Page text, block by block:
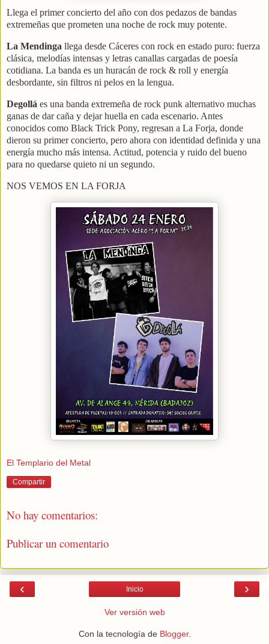
Llega el primer concierto del año con dos pedazos de bandas
extremeñas que prometen una noche de rock muy potente.
La Mendinga llega desde Cáceres con rock en estado puro: fuerza
clásica, melodías intensas y letras canallas cargadas de poesía
cotidiana. La banda es un huracán de rock & roll y energía
desbordante, sin filtros ni pelos en la lengua.
Degollá es una banda extremeña de rock punk alternativo muchas
ganas de dar caña y dejar huella en cada escenario. Antes
conocidos como Black Trick Pony, regresan a La Forja, donde
dieron su primer concierto, pero ahora con identidad definida y una
energía mucho más intensa. Actitud, potencia y ruido del bueno
para no quedarse quieto ni un segundo.
NOS VEMOS EN LA FORJA
El Templario del Metal
Compartir
No hay comentarios:
Publicar un comentario
‹ ›
Inicio
Ver versión web
Con la tecnología de Blogger.